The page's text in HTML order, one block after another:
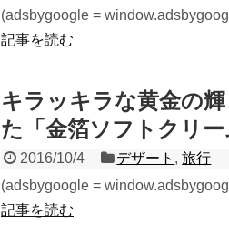
(adsbygoogle =
記事を読む
キラッキラな黄金の
た「金箔ソフトクリ
2016/10/4 デザート ,旅行
(adsbygoogle =
記事を読む